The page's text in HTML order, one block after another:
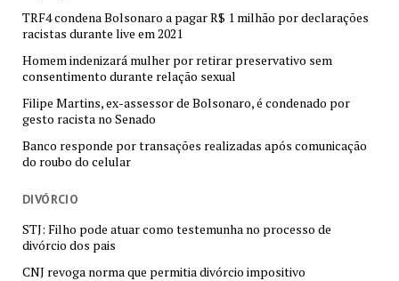
TRF4 condena Bolsonaro a pagar R$ 1 milhão por declarações
racistas durante live em 2021
Homem indenizará mulher por retirar preservativo sem
consentimento durante relação sexual
Filipe Martins, ex-assessor de Bolsonaro, é condenado por
gesto racista no Senado
Banco responde por transações realizadas após comunicação
do roubo do celular
DIVÓRCIO
STJ: Filho pode atuar como testemunha no processo de
divórcio dos pais
CNJ revoga norma que permitia divórcio impositivo